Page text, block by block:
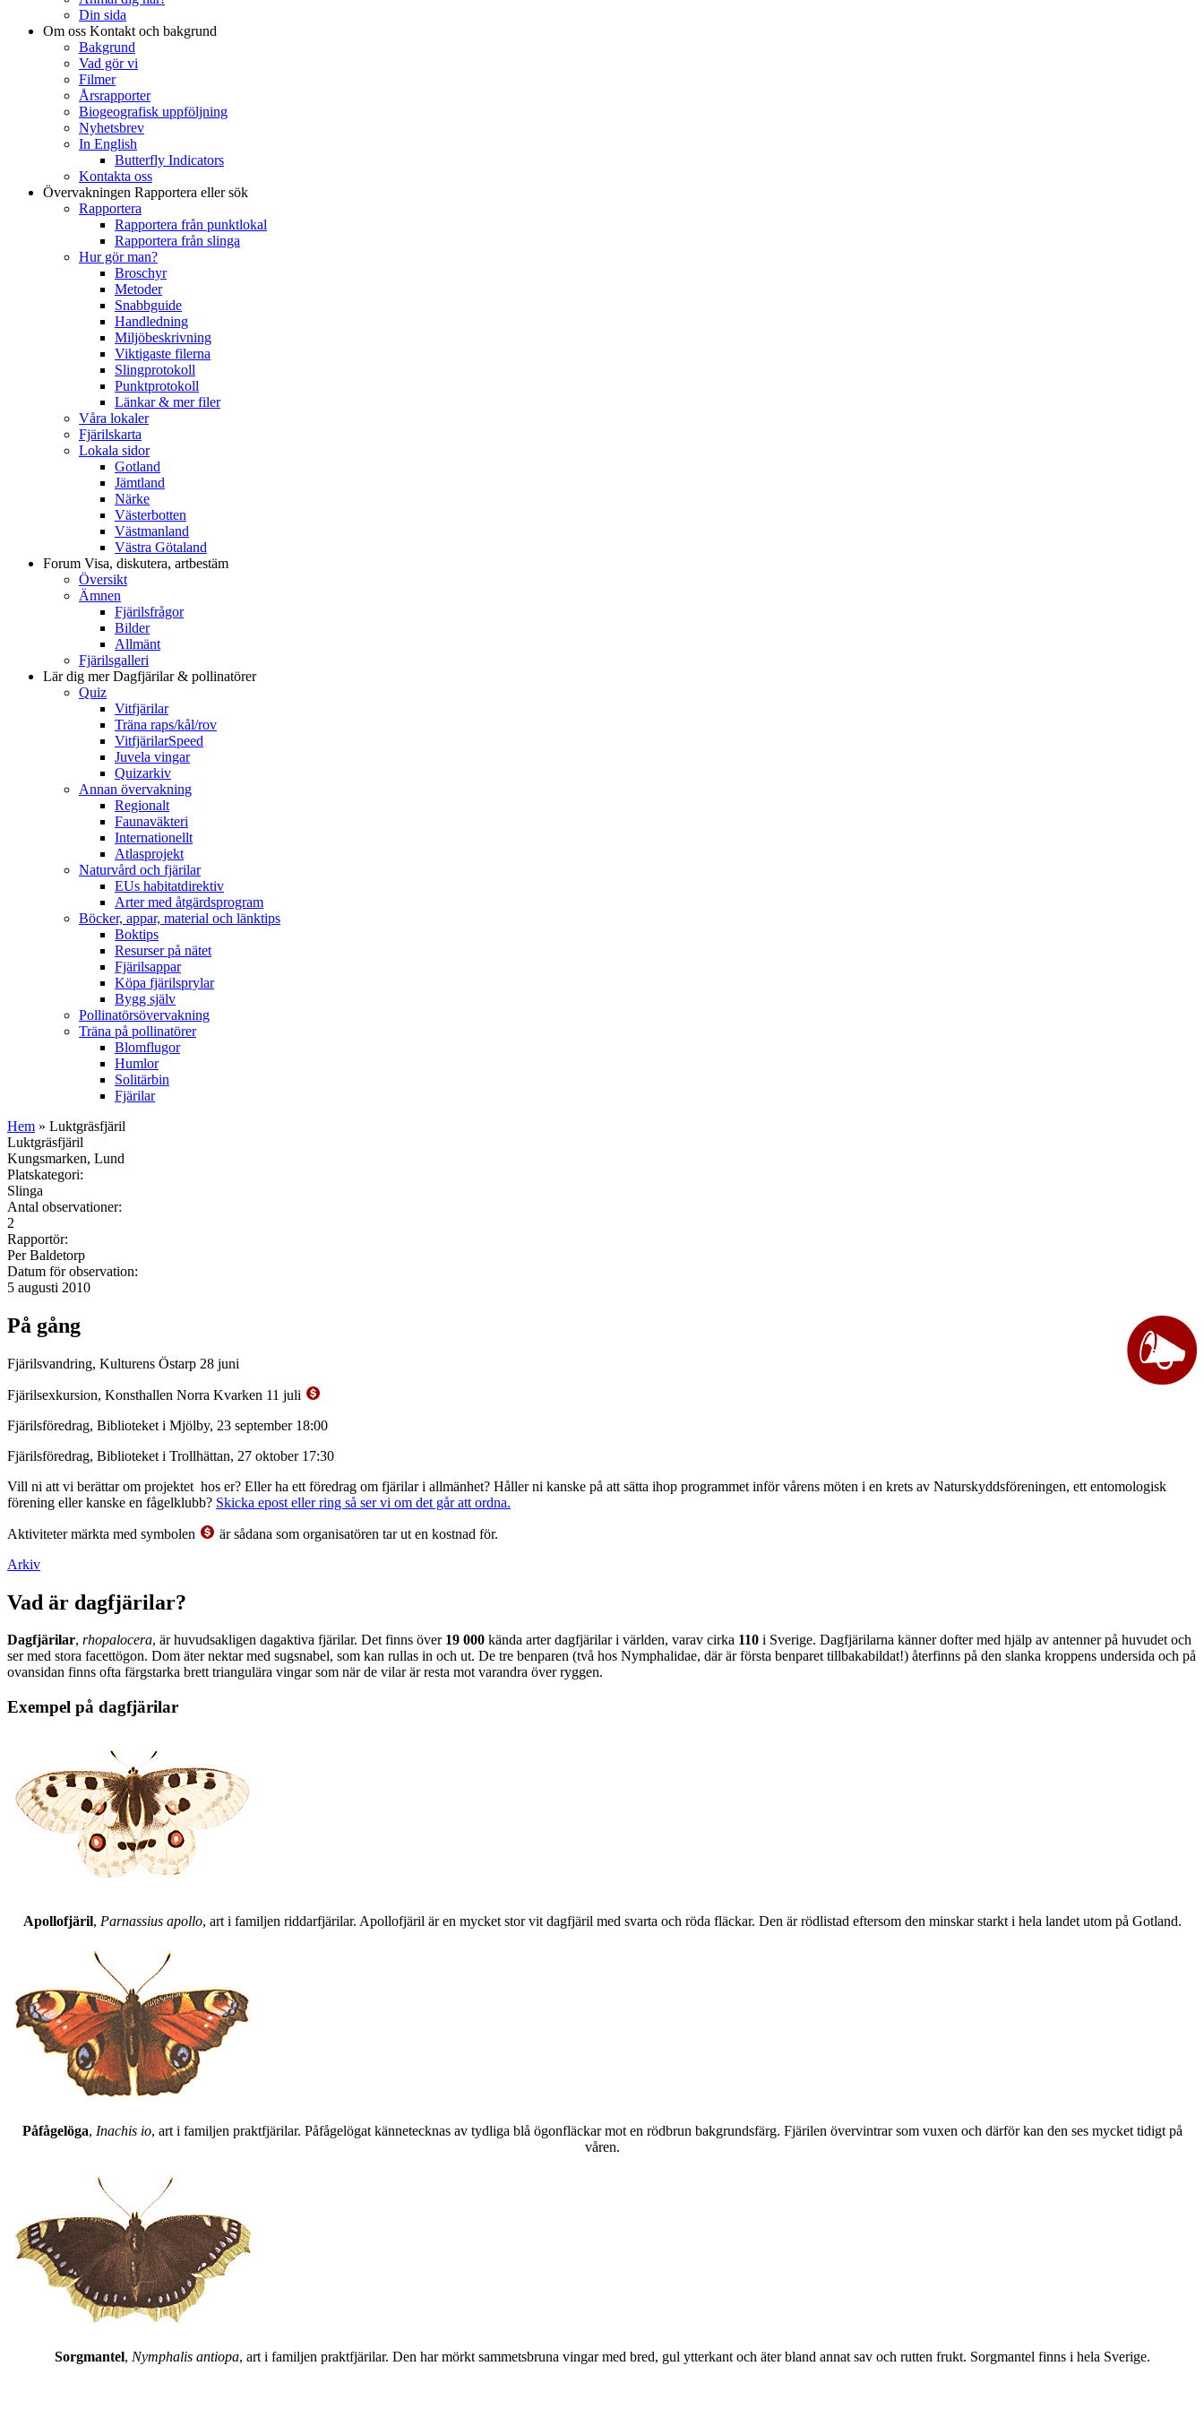
Din sida
Om oss Kontakt och bakgrund
Bakgrund
Vad gör vi
Filmer
Årsrapporter
Biogeografisk uppföljning
Nyhetsbrev
In English
Butterfly Indicators
Kontakta oss
Övervakningen Rapportera eller sök
Rapportera
Rapportera från punktlokal
Rapportera från slinga
Hur gör man?
Broschyr
Metoder
Snabbguide
Handledning
Miljöbeskrivning
Viktigaste filerna
Slingprotokoll
Punktprotokoll
Länkar & mer filer
Våra lokaler
Fjärilskarta
Lokala sidor
Gotland
Jämtland
Närke
Västerbotten
Västmanland
Västra Götaland
Forum Visa, diskutera, artbestäm
Översikt
Ämnen
Fjärilsfrågor
Bilder
Allmänt
Fjärilsgalleri
Lär dig merDagfjärilar & pollinatörer
Quiz
Vitfjärilar
Träna raps/kål/rov
VitfjärilarSpeed
Juvela vingar
Quizarkiv
Annan övervakning
Regionalt
Faunaväkteri
Internationellt
Atlasprojekt
Naturvård och fjärilar
EUs habitatdirektiv
Arter med åtgärdsprogram
Böcker, appar, material och länktips
Boktips
Resurser på nätet
Fjärilsappar
Köpa fjärilsprylar
Bygg själv
Pollinatörsövervakning
Träna på pollinatörer
Blomflugor
Humlor
Solitärbin
Fjärilar
Hem » Luktgräsfjäril
Luktgräsfjäril
Kungsmarken, Lund
Platskategori:
Slinga
Antal observationer:
2
Rapportör:
Per Baldetorp
Datum för observation:
5 augusti 2010
På gång
Fjärilsvandring, Kulturens Östarp 28 juni
Fjärilsexkursion, Konsthallen Norra Kvarken 11 juli
Fjärilsföredrag, Biblioteket i Mjölby, 23 september 18:00
Fjärilsföredrag, Biblioteket i Trollhättan, 27 oktober 17:30
Vill ni att vi berättar om projektet hos er? Eller ha ett föredrag om fjärilar i allmänhet? Håller ni kanske på att sätta ihop programmet inför vårens möten i en krets av Naturskyddsföreningen, ett entomologisk
förening eller kanske en fågelklubb? Skicka epost eller ring så ser vi om det går att ordna.
Aktiviteter märkta med symbolen
är sådana som organisatören tar ut en kostnad för.
Arkiv
Vad är dagfjärilar?
Dagfjärilar, rhopalocera, är huvudsakligen dagaktiva fjärilar. Det finns över 19 000 kända arter dagfjärilar i världen, varav cirka 110 i Sverige. Dagfjärilarna känner dofter med hjälp av antenner på huvudet och
ser med stora facettögon. Dom äter nektar med sugsnabel, som kan rullas in och ut. De tre benparen (två hos Nymphalidae, där är första benparet tillbakabildat!) återfinns på den slanka kroppens undersida och på
ovansidan finns ofta färgstarka brett triangulära vingar som när de vilar är resta mot varandra över ryggen.
Exempel på dagfjärilar
Apollofjäril, Parnassius apollo, art i familjen riddarfjärilar. Apollofjäril är en mycket stor vit dagfjäril med svarta och röda fläckar. Den är rödlistad eftersom den minskar starkt i hela landet utom på Gotland.
Påfågelöga, Inachis io, art i familjen praktfjärilar. Påfågelögat kännetecknas av tydliga blå ögonfläckar mot en rödbrun bakgrundsfärg. Fjärilen övervintrar som vuxen och därför kan den ses mycket tidigt på
våren.
Sorgmantel, Nymphalis antiopa, art i familjen praktfjärilar. Den har mörkt sammetsbruna vingar med bred, gul ytterkant och äter bland annat sav och rutten frukt. Sorgmantel finns i hela Sverige.